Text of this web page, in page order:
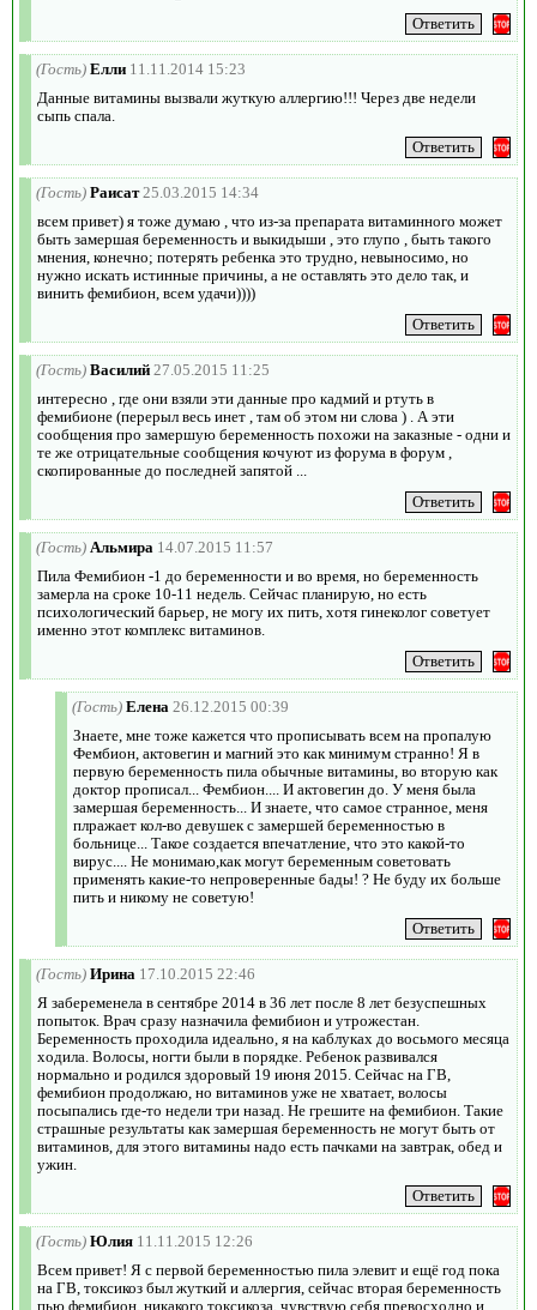
(Гость) Елли 11.11.2014 15:23
Данные витамины вызвали жуткую аллергию!!! Через две недели
сыпь спала.
(Гость) Раисат 25.03.2015 14:34
всем привет) я тоже думаю , что из-за препарата витаминного может
быть замершая беременность и выкидыши , это глупо , быть такого
мнения, конечно; потерять ребенка это трудно, невыносимо, но
нужно искать истинные причины, а не оставлять это дело так, и
винить фемибион, всем удачи))))
(Гость) Василий 27.05.2015 11:25
интересно , где они взяли эти данные про кадмий и ртуть в
фемибионе (перерыл весь инет , там об этом ни слова ) . А эти
сообщения про замершую беременность похожи на заказные - одни и
те же отрицательные сообщения кочуют из форума в форум ,
скопированные до последней запятой ...
(Гость) Альмира 14.07.2015 11:57
Пила Фемибион -1 до беременности и во время, но беременность
замерла на сроке 10-11 недель. Сейчас планирую, но есть
психологический барьер, не могу их пить, хотя гинеколог советует
именно этот комплекс витаминов.
(Гость) Елена 26.12.2015 00:39
Знаете, мне тоже кажется что прописывать всем на пропалую
Фембион, актовегин и магний это как минимум странно! Я в
первую беременность пила обычные витамины, во вторую как
доктор прописал... Фембион.... И актовегин до. У меня была
замершая беременность... И знаете, что самое странное, меня
плражает кол-во девушек с замершей беременностью в
больнице... Такое создается впечатление, что это какой-то
вирус.... Не монимаю,как могут беременным советовать
применять какие-то непроверенные бады! ? Не буду их больше
пить и никому не советую!
(Гость) Ирина 17.10.2015 22:46
Я забеременела в сентябре 2014 в 36 лет после 8 лет безуспешных
попыток. Врач сразу назначила фемибион и утрожестан.
Беременность проходила идеально, я на каблуках до восьмого месяца
ходила. Волосы, ногти были в порядке. Ребенок развивался
нормально и родился здоровый 19 июня 2015. Сейчас на ГВ,
фемибион продолжаю, но витаминов уже не хватает, волосы
посыпались где-то недели три назад. Не грешите на фемибион. Такие
страшные результаты как замершая беременность не могут быть от
витаминов, для этого витамины надо есть пачками на завтрак, обед и
ужин.
(Гость) Юлия 11.11.2015 12:26
Всем привет! Я с первой беременностью пила элевит и ещё год пока
на ГВ, токсикоз был жуткий и аллергия, сейчас вторая беременность
пью фемибион, никакого токсикоза, чувствую себя превосходно и